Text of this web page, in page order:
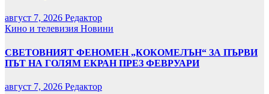
август 7, 2026 Редактор
Кино и телевизия Новини
СВЕТОВНИЯТ ФЕНОМЕН „КОКОМЕЛЪН“ ЗА ПЪРВИ
ПЪТ НА ГОЛЯМ ЕКРАН ПРЕЗ ФЕВРУАРИ
август 7, 2026 Редактор